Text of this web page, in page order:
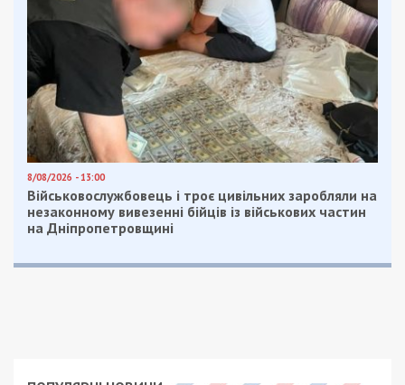
8/08/2026 - 13:00
Військовослужбовець і троє цивільних заробляли на
незаконному вивезенні бійців із військових частин
на Дніпропетровщині